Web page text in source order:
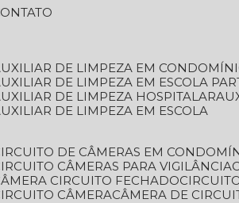
CONTATO
AUXILIAR DE LIMPEZA EM
AUXILIAR DE LIMPEZA EM ESCOLA
AUXILIAR DE LIMPEZA HOSPITALAR
AUXILIAR DE LIMPEZA EM ESCOLA
CIRCUITO DE CÂMERAS EM
CIRCUITO CÂMERAS PARA VIGILÂNCIA
CÂMERA CIRCUITO FECHADO
CIRCUITO CÂMERA
CÂMERA DE